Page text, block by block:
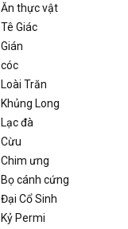
Ăn thực vật
Tê Giác
Gián
cóc
Loài Trăn
Khủng Long
Lạc đà
Cừu
Chim ưng
Bọ cánh cứng
Đại Cổ Sinh
Kỷ Permi